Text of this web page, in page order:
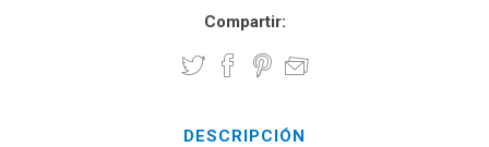
Compartir:
DESCRIPCIÓN